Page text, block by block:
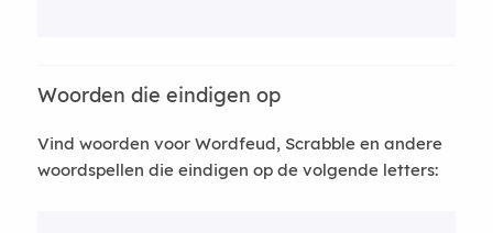
Woorden die eindigen op
Vind woorden voor Wordfeud, Scrabble en andere
woordspellen die eindigen op de volgende letters: